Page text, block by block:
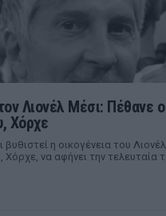
Λιονέλ Μέσι: Πέθανε ο
Χόρχε
βυθιστεί η οικογένεια του
Χόρχε, να αφήνει την τελευταία